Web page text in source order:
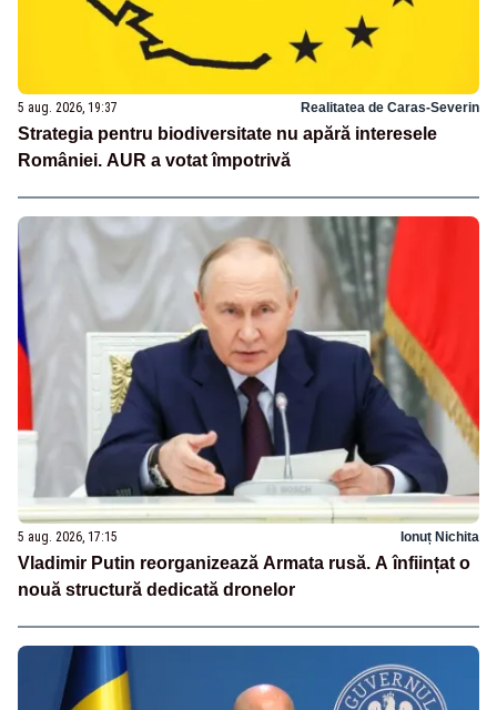
5 aug. 2026, 19:37 Realitatea de Caras-Severin
Strategia pentru biodiversitate nu apără interesele
României. AUR a votat împotrivă
5 aug. 2026, 17:15 Ionuț Nichita
Vladimir Putin reorganizează Armata rusă. A înființat o
nouă structură dedicată dronelor